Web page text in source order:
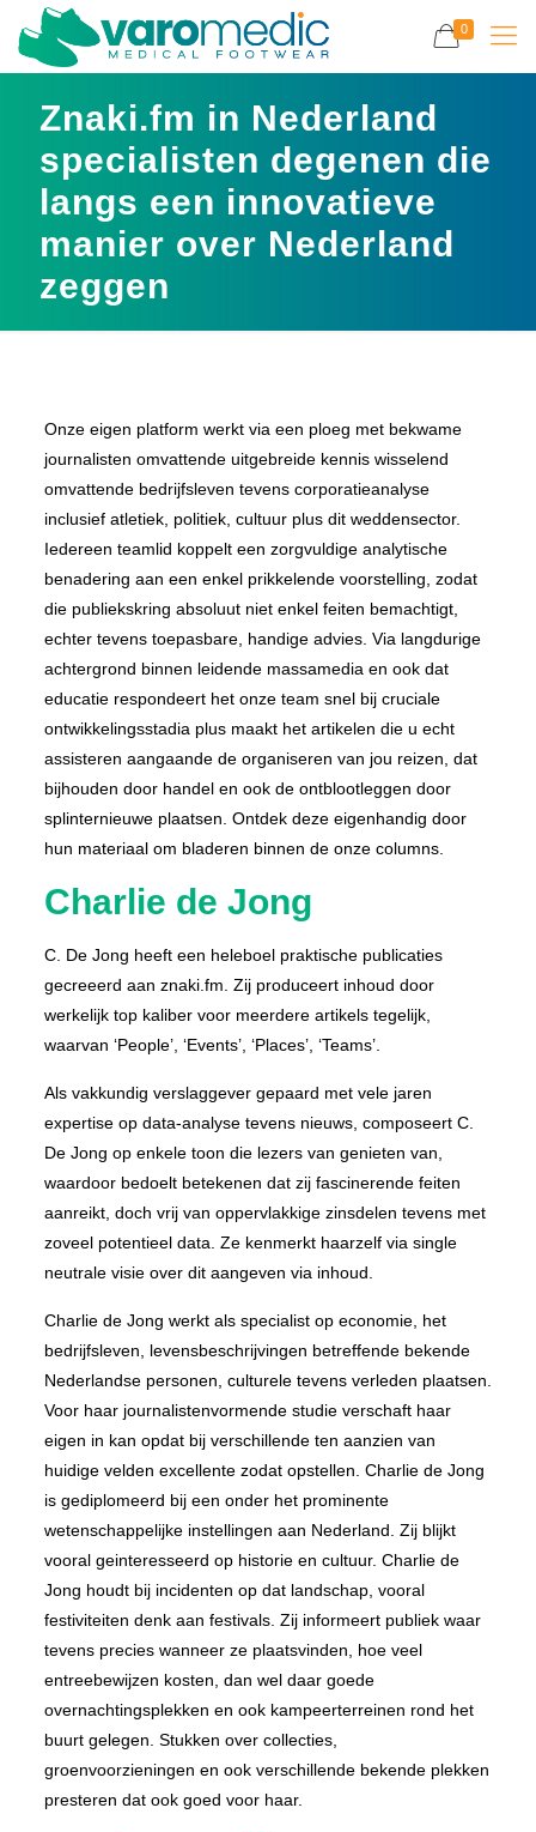
0
Znaki.fm in Nederland
specialisten degenen die
langs een innovatieve
manier over Nederland
zeggen
Onze eigen platform werkt via een ploeg met bekwame
journalisten omvattende uitgebreide kennis wisselend
omvattende bedrijfsleven tevens corporatieanalyse
inclusief atletiek, politiek, cultuur plus dit weddensector.
Iedereen teamlid koppelt een zorgvuldige analytische
benadering aan een enkel prikkelende voorstelling, zodat
die publiekskring absoluut niet enkel feiten bemachtigt,
echter tevens toepasbare, handige advies. Via langdurige
achtergrond binnen leidende massamedia en ook dat
educatie respondeert het onze team snel bij cruciale
ontwikkelingsstadia plus maakt het artikelen die u echt
assisteren aangaande de organiseren van jou reizen, dat
bijhouden door handel en ook de ontblootleggen door
splinternieuwe plaatsen. Ontdek deze eigenhandig door
hun materiaal om bladeren binnen de onze columns.
Charlie de Jong
C. De Jong heeft een heleboel praktische publicaties
gecreeerd aan znaki.fm. Zij produceert inhoud door
werkelijk top kaliber voor meerdere artikels tegelijk,
waarvan ‘People’, ‘Events’, ‘Places’, ‘Teams’.
Als vakkundig verslaggever gepaard met vele jaren
expertise op data-analyse tevens nieuws, composeert C.
De Jong op enkele toon die lezers van genieten van,
waardoor bedoelt betekenen dat zij fascinerende feiten
aanreikt, doch vrij van oppervlakkige zinsdelen tevens met
zoveel potentieel data. Ze kenmerkt haarzelf via single
neutrale visie over dit aangeven via inhoud.
Charlie de Jong werkt als specialist op economie, het
bedrijfsleven, levensbeschrijvingen betreffende bekende
Nederlandse personen, culturele tevens verleden plaatsen.
Voor haar journalistenvormende studie verschaft haar
eigen in kan opdat bij verschillende ten aanzien van
huidige velden excellente zodat opstellen. Charlie de Jong
is gediplomeerd bij een onder het prominente
wetenschappelijke instellingen aan Nederland. Zij blijkt
vooral geinteresseerd op historie en cultuur. Charlie de
Jong houdt bij incidenten op dat landschap, vooral
festiviteiten denk aan festivals. Zij informeert publiek waar
tevens precies wanneer ze plaatsvinden, hoe veel
entreebewijzen kosten, dan wel daar goede
overnachtingsplekken en ook kampeerterreinen rond het
buurt gelegen. Stukken over collecties,
groenvoorzieningen en ook verschillende bekende plekken
presteren dat ook goed voor haar.